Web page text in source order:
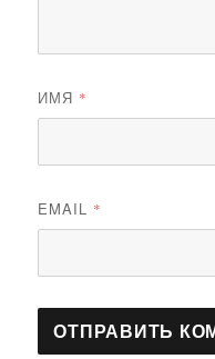
ИМЯ *
EMAIL *